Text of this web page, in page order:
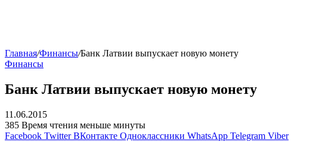
Главная/Финансы/Банк Латвии выпускает новую монету
Финансы
Банк Латвии выпускает новую монету
11.06.2015
385 Время чтения меньше минуты
Facebook Twitter ВКонтакте Одноклассники WhatsApp Telegram Viber